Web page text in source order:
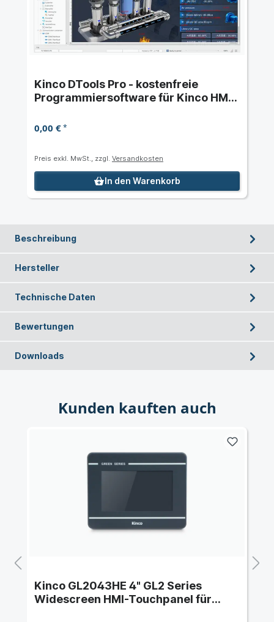
Kinco DTools Pro - kostenfreie
Programmiersoftware für Kinco HMI
0,00 €*
Preis exkl. MwSt., zzgl. Versandkosten
In den Warenkorb
Kunden kauften auch
Kinco GL2043HE 4" GL2 Series
Widescreen HMI-Touchpanel für
Beschreibung
Hersteller
Technische Daten
Bewertungen
Downloads